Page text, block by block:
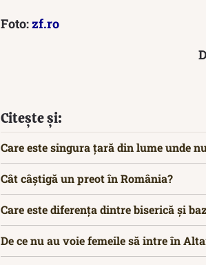
Foto:zf.ro
Citește și:
Care este singura țară din lume unde
Cât câștigă un preot în România?
Care este diferența dintre biserică și
De ce nu au voie femeile să intre în